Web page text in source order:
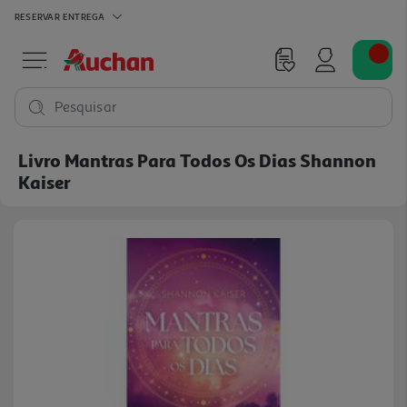
RESERVAR ENTREGA
Pesquisar
Livro Mantras Para Todos Os Dias Shannon
Kaiser